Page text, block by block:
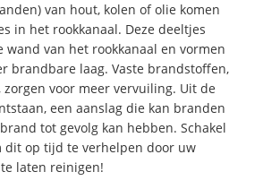
van hout, kolen of olie komen
in het rookkanaal. Deze deeltjes
wand van het rookkanaal en vormen
brandbare laag. Vaste brandstoffen,
zorgen voor meer vervuiling. Uit de
een aanslag die kan branden
tot gevolg kan hebben. Schakel
dit op tijd te verhelpen door uw
laten reinigen!